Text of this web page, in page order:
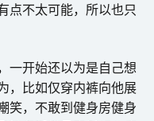
点不太可能，所以也只
一开始还以为是自己想
，比如仅穿内裤向他展
笑，不敢到健身房健身